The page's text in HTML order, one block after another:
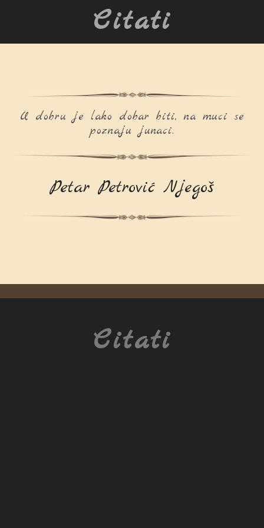
Citati
U dobru je lako dobar biti, na muci se
poznaju junaci.
Petar Petrović Njegoš
Citati